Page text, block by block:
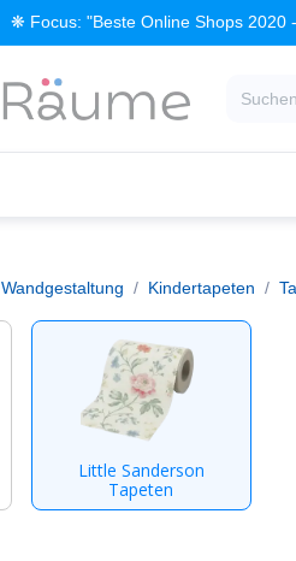
❋ Focus: "Beste Online Shops 2020
Wandgestaltung Kindertapeten
Little Sanderson
Tapeten